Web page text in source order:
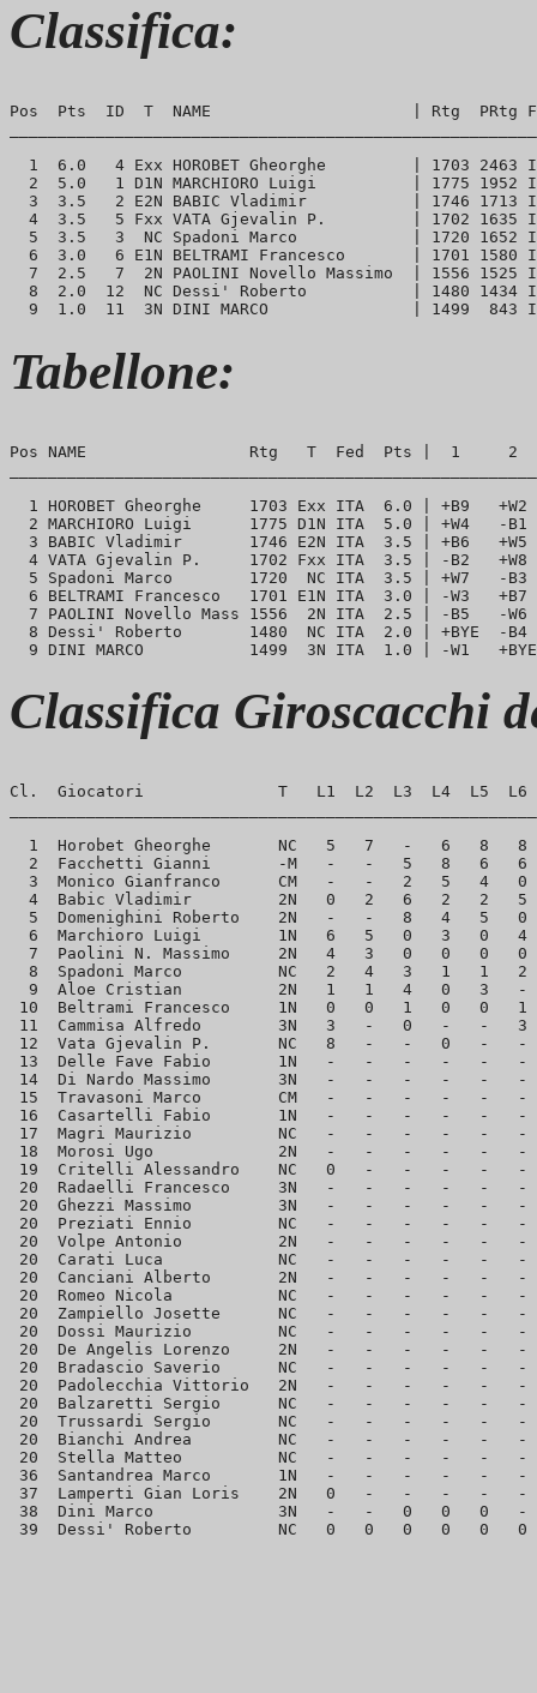
Classifica:
Pos  Pts  ID  T  NAME                     | Rtg  PRtg
1  6.0   4 Exx HOROBET Gheorghe         | 1703 2463
2  5.0   1 D1N MARCHIORO Luigi          | 1775 1952
3  3.5   2 E2N BABIC Vladimir           | 1746 1713
4  3.5   5 Fxx VATA Gjevalin P.         | 1702 1635
5  3.5   3  NC Spadoni Marco            | 1720 1652
6  3.0   6 E1N BELTRAMI Francesco       | 1701 1580
7  2.5   7  2N PAOLINI Novello Massimo  | 1556 1525
8  2.0  12  NC Dessi' Roberto           | 1480 1434
Tabellone:
Pos NAME                 Rtg   T  Fed  Pts |  1
1 HOROBET Gheorghe     1703 Exx ITA  6.0 | +B9
2 MARCHIORO Luigi      1775 D1N ITA  5.0 | +W4   -
3 BABIC Vladimir       1746 E2N ITA  3.5 | +B6
4 VATA Gjevalin P.     1702 Fxx ITA  3.5 | -B2
5 Spadoni Marco        1720  NC ITA  3.5 | +W7   -B3
6 BELTRAMI Francesco   1701 E1N ITA  3.0 | -W3
7 PAOLINI Novello Mass 1556  2N ITA  2.5 | -B5   -
8 Dessi' Roberto       1480  NC ITA  2.0 | +BYE  -
Classifica Giroscacchi
Cl.  Giocatori              T   L1  L2  L3  L4  L5  L6  L7
1  Horobet Gheorghe       NC   5   7   -   6   8
2  Facchetti Gianni       -M   -   -   5   8   6
3  Monico Gianfranco      CM   -   -   2   5   4
4  Babic Vladimir         2N   0   2   6   2   2
5  Domenighini Roberto    2N   -   -   8   4   5
6  Marchioro Luigi        1N   6   5   0   3   0
7  Paolini N. Massimo     2N   4   3   0   0   0
8  Spadoni Marco          NC   2   4   3   1   1
9  Aloe Cristian          2N   1   1   4   0   3
10  Beltrami Francesco     1N   0   0   1   0
11  Cammisa Alfredo        3N   3   -   0   -
12  Vata Gjevalin P.       NC   8   -   -   0
13  Delle Fave Fabio       1N   -   -   -   -
14  Di Nardo Massimo       3N   -   -   -
15  Travasoni Marco        CM   -   -   -
16  Casartelli Fabio       1N   -   -   -   -
17  Magri Maurizio         NC   -   -   -   -
18  Morosi Ugo             2N   -   -   -   -
19  Critelli Alessandro    NC   0   -   -   -
20  Radaelli Francesco     3N   -   -   -
20  Ghezzi Massimo         3N   -   -   -
20  Preziati Ennio         NC   -   -   -   -
20  Volpe Antonio          2N   -   -   -   -
20  Carati Luca            NC   -   -   -   -
20  Canciani Alberto       2N   -   -   -   -
20  Romeo Nicola           NC   -   -   -   -
20  Zampiello Josette      NC   -   -   -   -
20  Dossi Maurizio         NC   -   -   -   -
20  De Angelis Lorenzo     2N   -   -   -
20  Bradascio Saverio      NC   -   -   -
20  Padolecchia Vittorio   2N   -   -   -   -
20  Balzaretti Sergio      NC   -   -   -   -
20  Trussardi Sergio       NC   -   -   -   -
20  Bianchi Andrea         NC   -   -   -   -
20  Stella Matteo          NC   -   -   -   -
36  Santandrea Marco       1N   -   -   -
37  Lamperti Gian Loris    2N   0   -   -
38  Dini Marco             3N   -   -   0   0